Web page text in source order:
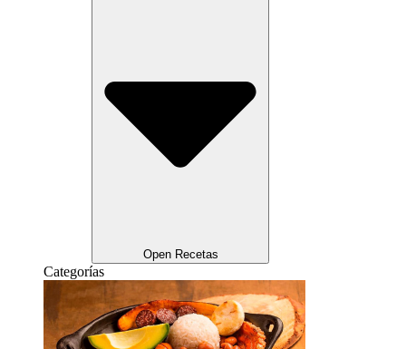
Open Recetas
Categorías